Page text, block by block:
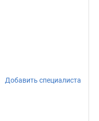
Добавить специалиста